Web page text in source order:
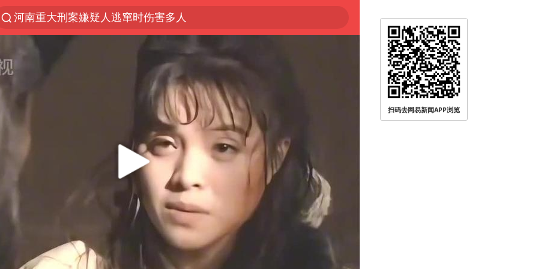
河南重大刑案嫌疑人逃窜时伤害多人
光影经济撬动暑期消费新蓝海
浙江上海等地有大雨或暴雨
西湖突现狂风暴雨 游客瞬间被浇透
金饰克价一夜涨回1300元
视频丨中国东方电气集团原党组副书记、董事宋致远被查
几元成本的AI广告导致千万市值蒸发
白海豚将正面袭击贯穿浙江
多家A股公司收到美国关税退款
浙江台州《告全体市民书》
扫码去网易新闻APP浏览